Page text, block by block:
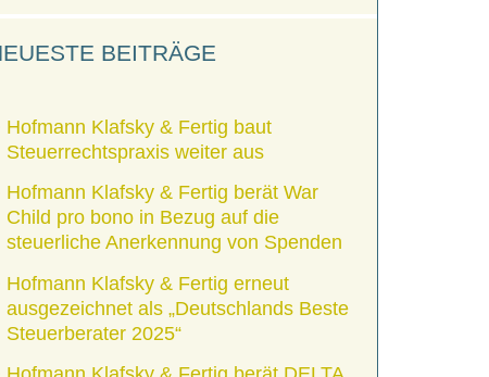
BEITRÄGE
Hofmann Klafsky & Fertig baut
Steuerrechtspraxis weiter aus
Hofmann Klafsky & Fertig berät War
Child pro bono in Bezug auf die
steuerliche Anerkennung von Spenden
Hofmann Klafsky & Fertig erneut
ausgezeichnet als „Deutschlands Beste
Steuerberater 2025“